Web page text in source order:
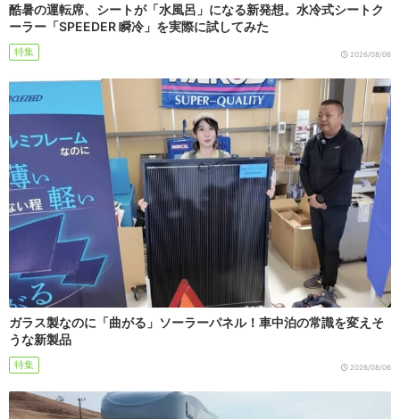
酷暑の運転席、シートが「水風呂」になる新発想。水冷式シートク
ーラー「SPEEDER 瞬冷」を実際に試してみた
特集 2026/08/06
ガラス製なのに「曲がる」ソーラーパネル！車中泊の常識を変えそ
うな新製品
特集 2026/08/06